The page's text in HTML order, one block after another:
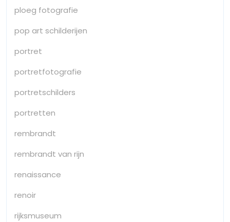
ploeg fotografie
pop art schilderijen
portret
portretfotografie
portretschilders
portretten
rembrandt
rembrandt van rijn
renaissance
renoir
rijksmuseum